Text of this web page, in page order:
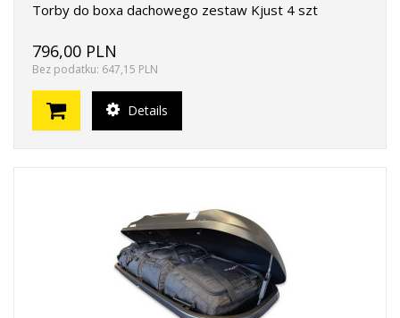
Torby do boxa dachowego zestaw Kjust 4 szt
796,00 PLN
Bez podatku: 647,15 PLN
Details